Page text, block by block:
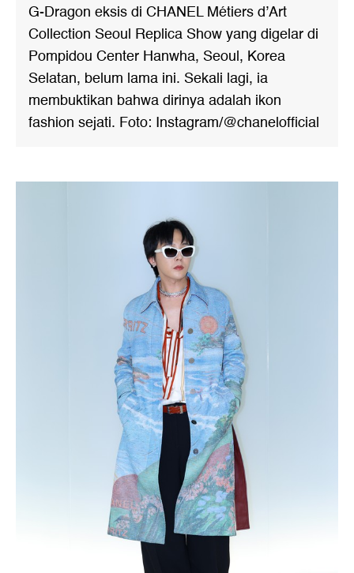
G-Dragon eksis di CHANEL Métiers d’Art
Collection Seoul Replica Show yang digelar di
Pompidou Center Hanwha, Seoul, Korea
Selatan, belum lama ini. Sekali lagi, ia
membuktikan bahwa dirinya adalah ikon
fashion sejati. Foto: Instagram/@chanelofficial